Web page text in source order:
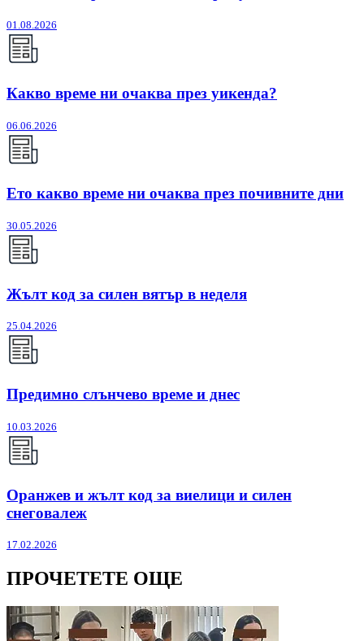
01.08.2026
Какво време ни очаква през уикенда?
06.06.2026
Ето какво време ни очаква през почивните дни
30.05.2026
Жълт код за силен вятър в неделя
25.04.2026
Предимно слънчево време и днес
10.03.2026
Оранжев и жълт код за виелици и силен
снеговалеж
17.02.2026
ПРОЧЕТЕТЕ ОЩЕ